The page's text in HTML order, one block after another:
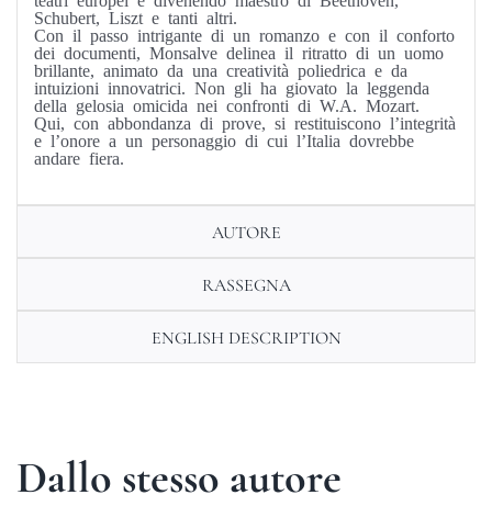
Schubert, Liszt e tanti altri.
Con il passo intrigante di un romanzo e con il conforto
dei documenti, Monsalve delinea il ritratto di un uomo
brillante, animato da una creatività poliedrica e da
intuizioni innovatrici. Non gli ha giovato la leggenda
della gelosia omicida nei confronti di W.A. Mozart.
Qui, con abbondanza di prove, si restituiscono l’integrità
e l’onore a un personaggio di cui l’Italia dovrebbe
andare fiera.
AUTORE
RASSEGNA
ENGLISH DESCRIPTION
Dallo stesso autore